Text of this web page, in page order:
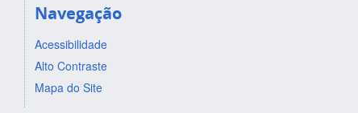
Navegação
Acessibilidade
Alto Contraste
Mapa do Site